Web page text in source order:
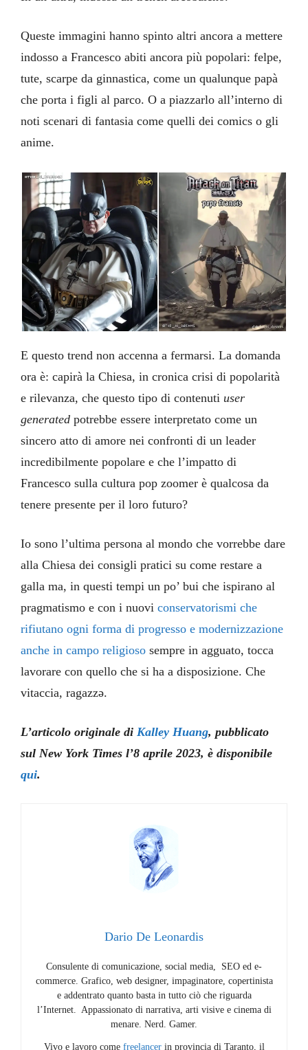
Queste immagini hanno spinto altri ancora a mettere
indosso a Francesco abiti ancora più popolari: felpe,
tute, scarpe da ginnastica, come un qualunque papà
che porta i figli al parco. O a piazzarlo all’interno di
noti scenari di fantasia come quelli dei comics o gli
anime.
E questo trend non accenna a fermarsi. La domanda
ora è: capirà la Chiesa, in cronica crisi di popolarità
e rilevanza, che questo tipo di contenuti user
generated potrebbe essere interpretato come un
sincero atto di amore nei confronti di un leader
incredibilmente popolare e che l’impatto di
Francesco sulla cultura pop zoomer è qualcosa da
tenere presente per il loro futuro?
Io sono l’ultima persona al mondo che vorrebbe dare
alla Chiesa dei consigli pratici su come restare a
galla ma, in questi tempi un po’ bui che ispirano al
pragmatismo e con i nuoviconservatorismi che
rifiutano ogni forma di progresso e modernizzazione
anche in campo religioso sempre in agguato, tocca
lavorare con quello che si ha a disposizione. Che
vitaccia, ragazzə.
L’articolo originale di Kalley Huang, pubblicato
sul New York Times l’8 aprile 2023, è disponibile
qui.
Dario De Leonardis
Consulente di comunicazione, social media, SEO ed e-
commerce. Grafico, web designer, impaginatore, copertinista
e addentrato quanto basta in tutto ciò che riguarda
l’Internet. Appassionato di narrativa, arti visive e cinema di
menare. Nerd. Gamer.
Vivo e lavoro come freelancerin provincia di Taranto, il